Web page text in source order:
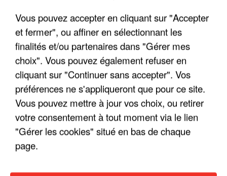
Vous pouvez accepter en cliquant sur "Accepter
et fermer", ou affiner en sélectionnant les
finalités et/ou partenaires dans "Gérer mes
choix". Vous pouvez également refuser en
cliquant sur "Continuer sans accepter". Vos
préférences ne s'appliqueront que pour ce site.
Vous pouvez mettre à jour vos choix, ou retirer
votre consentement à tout moment via le lien
"Gérer les cookies" situé en bas de chaque
page.